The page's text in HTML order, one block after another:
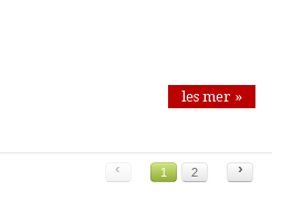
les mer »
‹ 1 2 ›